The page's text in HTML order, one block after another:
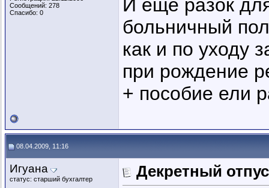
Сообщений: 278
Спасибо: 0
И еще разок
больничный
как и по уходу
при рождение
+ пособие ели
08.04.2009, 11:16
Игуана
статус: старший бухгалтер
Декретный